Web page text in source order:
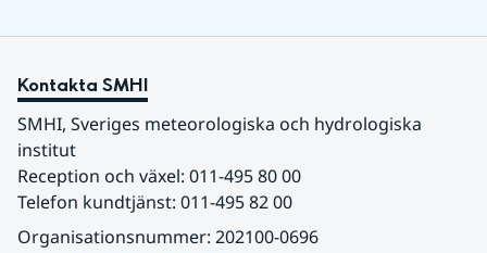
Kontakta SMHI
SMHI, Sveriges meteorologiska och hydrologiska
institut
Reception och växel: 011-495 80 00
Telefon kundtjänst: 011-495 82 00
Organisationsnummer: 202100-0696